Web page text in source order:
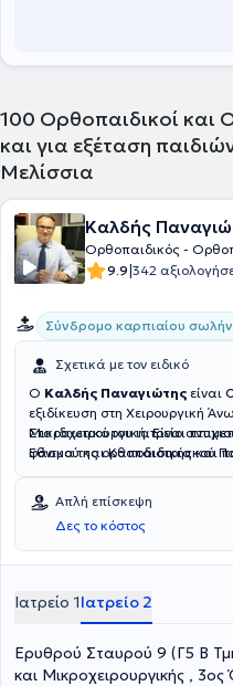
εξειδικευμένες υπηρεσίες
ορθοπαιδικών περιστατικών.
100 Ορθοπαιδικοί και
και για εξέταση
Μελίσσια
Καλδής
Ορθοπαιδικός -
9.9|342
Σύνδρομο καρπιαίου
Σχετικά με τον ειδικό
Ο Καλδής Παναγιώτης είναι
εξιδίκευση στη Χειρουργική
Μικροχειρουργική. Είναι
Εθνικού και Καποδιστριακού
Αναπληρωτής Διευθυντής στο
και Μικροχειρουργικής του
σύνθετες βλάβες χεριού-
συλλόγων, όπως του Ιατρικού
(ΕΕΧΟΤ) , της Ελληνικής
Άκρου(ΕΕΧΧ) και
Στο ιδιωτικό του ιατρείο
φάσμα της ορθοπαιδικής και
Απλή επίσκεψη
Δες το κόστος
Ιατρείο 1Ιατρείο 2
Ερυθρού Σταυρού 9 (Γ5 Β
και Μικροχειρουργικής ,